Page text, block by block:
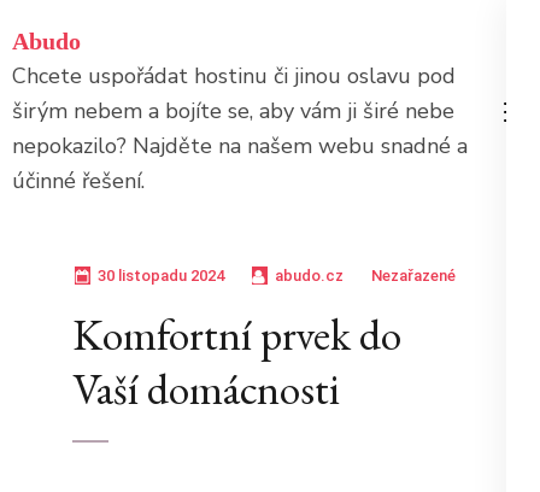
na
obsah
(stiskněte
Enter)
Abudo
Chcete uspořádat hostinu či jinou oslavu pod
širým nebem a bojíte se, aby vám ji širé nebe
nepokazilo? Najděte na našem webu snadné a
účinné řešení.
30 listopadu 2024 abudo.cz Nezařazené
Komfortní prvek do
Vaší domácnosti